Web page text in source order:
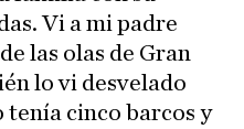
Vi a mi padre
las olas de Gran
lo vi desvelado
tenía cinco barcos y